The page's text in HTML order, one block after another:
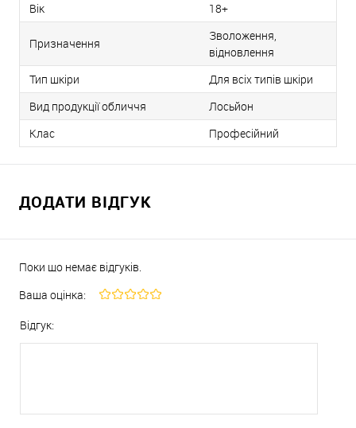
Вік
18+
Призначення
Зволоження,
відновлення
Тип шкіри
Для всіх типів шкіри
Вид продукції обличчя
Лосьйон
Клас
Професійний
ДОДАТИ ВІДГУК
Поки що немає відгуків.
Ваша оцінка:
Відгук: